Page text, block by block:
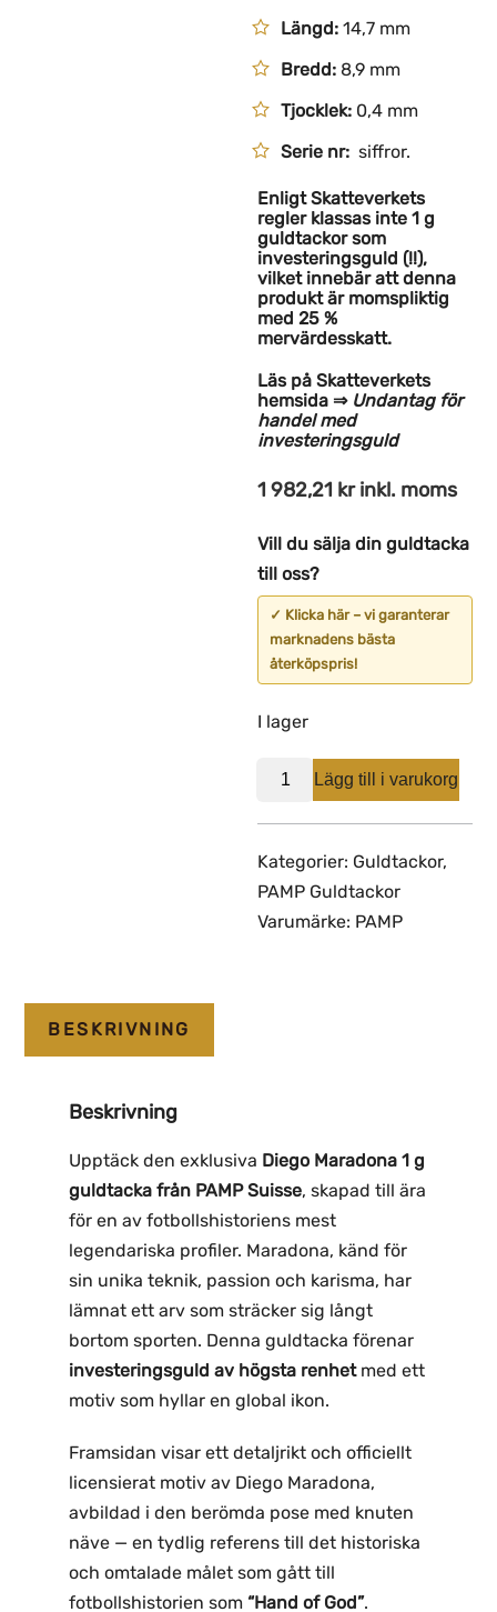
Längd: 14,7 mm
Bredd: 8,9 mm
Tjocklek: 0,4 mm
Serie nr: siffror.
Enligt Skatteverkets
regler klassas inte 1 g
guldtackor som
investeringsguld (!!),
vilket innebär att denna
produkt är momspliktig
med 25 %
mervärdesskatt.
Läs på Skatteverkets
hemsida ⇒ Undantag för
handel med
investeringsguld
1 982,21 kr inkl. moms
Vill du sälja din guldtacka
till oss?
✓ Klicka här – vi garanterar
marknadens bästa
återköpspris!
I lager
PAMP
Maradona
-
Exklusive
mängd
Lägg till i varukorg
Kategorier: Guldtackor,
PAMP Guldtackor
Varumärke: PAMP
BESKRIVNING
Beskrivning
Upptäck den exklusiva Diego Maradona 1 g
guldtacka från PAMP Suisse, skapad till ära
för en av fotbollshistoriens mest
legendariska profiler. Maradona, känd för
sin unika teknik, passion och karisma, har
lämnat ett arv som sträcker sig långt
bortom sporten. Denna guldtacka förenar
investeringsguld av högsta renhetmed ett
motiv som hyllar en global ikon.
Framsidan visar ett detaljrikt och officiellt
licensierat motiv av Diego Maradona,
avbildad i den berömda pose med knuten
näve — en tydlig referens till det historiska
och omtalade målet som gått till
fotbollshistorien som “Hand of God”.